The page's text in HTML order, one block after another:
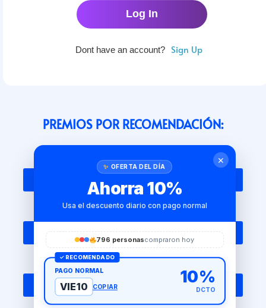
PREMIOS POR RECOMENDACIÓN:
Nivel Básico
Nivel Premium
20%
Nivel Golden
Dont have an account? Sign Up
✕
OFERTA DEL DÍA
Ahorra 10%
Usa el descuento diario con pago normal
796 personascompraron hoy
✓ RECOMENDADO
PAGO NORMAL
VIE10 COPIAR
10%
DCTO